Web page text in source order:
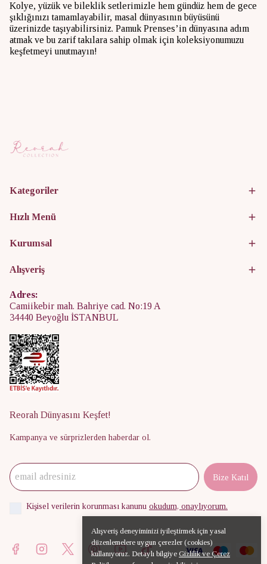
Alışveriş deneyiminizi iyileştirmek için yasal
düzenlemelere uygun çerezler (cookies)
kullanıyoruz. Detaylı bilgiye Gizlilik ve Çerez
Kolye, yüzük ve bileklik setlerimizle hem gündüz hem de gece
şıklığınızı tamamlayabilir, masal dünyasının büyüsünü
üzerinizde taşıyabilirsiniz. Pamuk Prenses’in dünyasına adım
atmak ve bu zarif takılara sahip olmak için koleksiyonumuzu
keşfetmeyi unutmayın!
Kategoriler
Hızlı Menü
Kurumsal
Alışveriş
Adres:
Camiikebir mah. Bahriye cad. No:19 A
34440 Beyoğlu İSTANBUL
Reorah Dünyasını Keşfet!
Kampanya ve sürprizlerden haberdar ol.
Bize Katıl
Kişisel verilerin korunması kanunu okudum, onaylıyorum.